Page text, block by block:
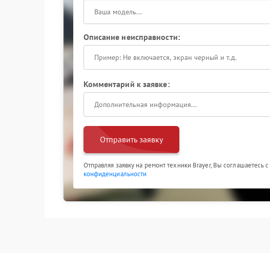
Описание неисправности:
Комментарий к заявке:
Отправить заявку
Отправляя заявку на ремонт техники Brayer, Вы соглашаетесь с
конфиденциальности